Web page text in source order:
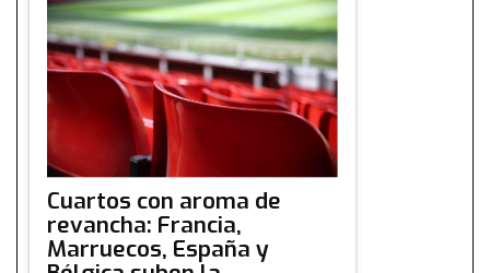
Cuartos con aroma de
revancha: Francia,
Marruecos, España y